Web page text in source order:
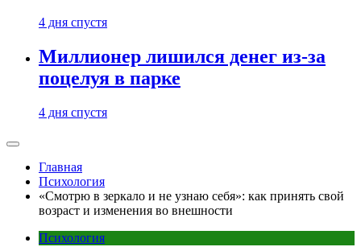
4 дня спустя
Миллионер лишился денег из-за
поцелуя в парке
4 дня спустя
Главная
Психология
«Смотрю в зеркало и не узнаю себя»: как принять свой
возраст и изменения во внешности
Психология